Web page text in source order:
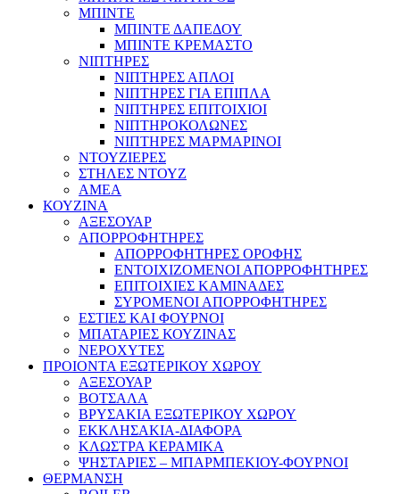
ΜΠΙΝΤΕ
ΜΠΙΝΤΕ ΔΑΠΕΔΟΥ
ΜΠΙΝΤΕ ΚΡΕΜΑΣΤΟ
ΝΙΠΤΗΡΕΣ
ΝΙΠΤΗΡΕΣ ΑΠΛΟΙ
ΝΙΠΤΗΡΕΣ ΓΙΑ ΕΠΙΠΛΑ
ΝΙΠΤΗΡΕΣ ΕΠΙΤΟΙΧΙΟΙ
ΝΙΠΤΗΡΟΚΟΛΩΝΕΣ
ΝΙΠΤΗΡΕΣ ΜΑΡΜΑΡΙΝΟΙ
ΝΤΟΥΖΙΕΡΕΣ
ΣΤΗΛΕΣ ΝΤΟΥΖ
ΑΜΕΑ
ΚΟΥΖΙΝΑ
ΑΞΕΣΟΥΑΡ
ΑΠΟΡΡΟΦΗΤΗΡΕΣ
ΑΠΟΡΡΟΦΗΤΗΡΕΣ ΟΡΟΦΗΣ
ΕΝΤΟΙΧΙΖΟΜΕΝΟΙ ΑΠΟΡΡΟΦΗΤΗΡΕΣ
ΕΠΙΤΟΙΧΙΕΣ ΚΑΜΙΝΑΔΕΣ
ΣΥΡΟΜΕΝΟΙ ΑΠΟΡΡΟΦΗΤΗΡΕΣ
ΕΣΤΙΕΣ ΚΑΙ ΦΟΥΡΝΟΙ
ΜΠΑΤΑΡΙΕΣ ΚΟΥΖΙΝΑΣ
ΝΕΡΟΧΥΤΕΣ
ΠΡΟΙΟΝΤΑ ΕΞΩΤΕΡΙΚΟΥ ΧΩΡΟΥ
ΑΞΕΣΟΥΑΡ
ΒΟΤΣΑΛΑ
ΒΡΥΣΑΚΙΑ ΕΞΩΤΕΡΙΚΟΥ ΧΩΡΟΥ
ΕΚΚΛΗΣΑΚΙΑ-ΔΙΑΦΟΡΑ
ΚΛΩΣΤΡΑ ΚΕΡΑΜΙΚΑ
ΨΗΣΤΑΡΙΕΣ – ΜΠΑΡΜΠΕΚΙΟΥ-ΦΟΥΡΝΟΙ
ΘΕΡΜΑΝΣΗ